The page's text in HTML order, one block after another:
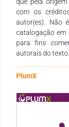
com os
autor(es). Não
catalogação
para fins
autorais do texto.
PlumX